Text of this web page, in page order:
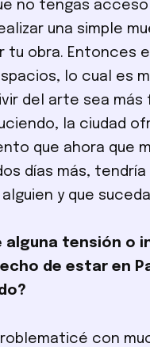
no tengas
una simple
tu obra. Entonces
lo cual es
del arte sea
la ciudad
que ahora que
días más,
y que
alguna tensión o
de estar en
con